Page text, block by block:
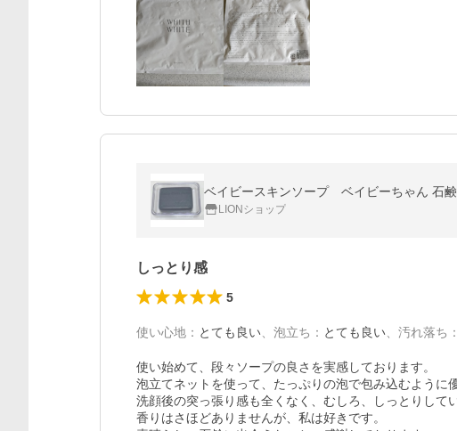
ベイビースキンソープ ベイビーちゃん 石
LIONショップ
しっとり感
5
使い心地 ： とても良い 泡立ち ： とても良い 汚れ落ち ：
使い始めて、段々ソープの良さを実感しております。
泡立てネットを使って、たっぷりの泡で包み込むように
洗顔後の突っ張り感も全くなく、むしろ、しっとりして
香りはさほどありませんが、私は好きです。